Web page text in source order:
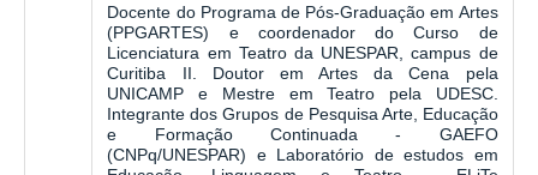
Docente do Programa de Pós-Graduação em Artes
(PPGARTES) e coordenador do Curso de
Licenciatura em Teatro da UNESPAR, campus de
Curitiba II. Doutor em Artes da Cena pela
UNICAMP e Mestre em Teatro pela UDESC.
Integrante dos Grupos de Pesquisa Arte, Educação
e Formação Continuada - GAEFO
(CNPq/UNESPAR) e Laboratório de estudos em